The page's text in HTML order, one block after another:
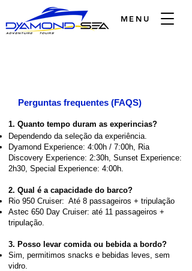
MENU
Perguntas frequentes (FAQS)
1. Quanto tempo duram as experincias?
Dependendo da seleção da experiência.
Dyamond Experience: 4:00h / 7:00h, Ria
Discovery Experience: 2:30h, Sunset Experience:
2h30, Special Experience: 4:00h.
2. Qual é a capacidade do barco?
Rio 950 Cruiser: Até 8 passageiros + tripulação
Astec 650 Day Cruiser: até 11 passageiros +
tripulação.
3. Posso levar comida ou bebida a bordo?
Sim, permitimos snacks e bebidas leves, sem
vidro.